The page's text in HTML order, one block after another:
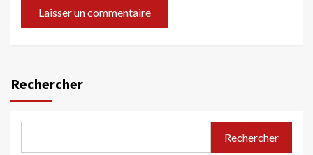
Rechercher
Rechercher